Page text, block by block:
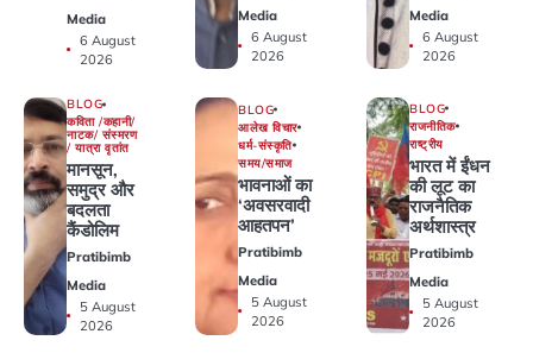
Media
6 August
2026
Media
6 August
2026
Media
6 August
2026
BLOG
कविता /कहानी/
नाटक/ संस्मरण
/ यात्रा वृतांत
मानसून,
समुद्र और
बदलता
कैंडोलिम
Pratibimb
Media
5 August
2026
BLOG
आलेख विचार
धर्म-संस्कृति
समय/समाज
भावनाओं का
‘अवसरवादी
आहतपन’
Pratibimb
Media
5 August
2026
BLOG
राजनीतिक
राष्ट्रीय
भारत में ईंधन
की लूट का
राजनैतिक
अर्थशास्त्र
Pratibimb
Media
5 August
2026